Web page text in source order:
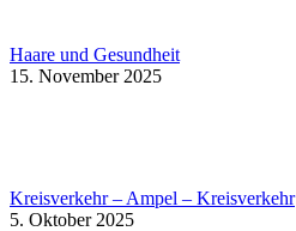
Haare und Gesundheit
15. November 2025
Kreisverkehr – Ampel – Kreisverkehr
5. Oktober 2025